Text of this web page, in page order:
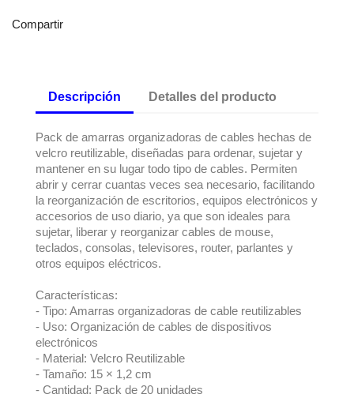
Compartir
Descripción Detalles del producto
Pack de amarras organizadoras de cables hechas de
velcro reutilizable, diseñadas para ordenar, sujetar y
mantener en su lugar todo tipo de cables. Permiten
abrir y cerrar cuantas veces sea necesario, facilitando
la reorganización de escritorios, equipos electrónicos y
accesorios de uso diario, ya que son ideales para
sujetar, liberar y reorganizar cables de mouse,
teclados, consolas, televisores, router, parlantes y
otros equipos eléctricos.
Características:
- Tipo: Amarras organizadoras de cable reutilizables
- Uso: Organización de cables de dispositivos
electrónicos
- Material: Velcro Reutilizable
- Tamaño: 15 × 1,2 cm
- Cantidad: Pack de 20 unidades